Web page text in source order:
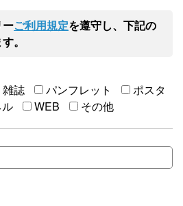
ーご利用規定を遵守し、下記の
。
誌 パンフレット
ポスタ
WEB その他